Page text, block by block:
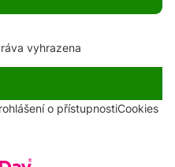
vyhrazena
o přístupnostiCookies